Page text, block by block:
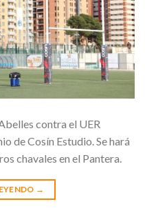
contra el UER
de Cosín Estudio. Se hará
chavales en el Pantera.
→